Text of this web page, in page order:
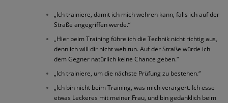
„Ich trainiere, damit ich mich wehren kann, falls ich auf der
Straße angegriffen werde.“
„Hier beim Training führe ich die Technik nicht richtig aus,
denn ich will dir nicht weh tun. Auf der Straße würde ich
dem Gegner natürlich keine Chance geben.“
„Ich trainiere, um die nächste Prüfung zu bestehen.“
„Ich bin nicht beim Training, was mich verärgert. Ich esse
etwas Leckeres mit meiner Frau, und bin gedanklich beim